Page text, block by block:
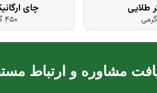
طلایی چای
450 گرمی
مشاوره و ارتباط